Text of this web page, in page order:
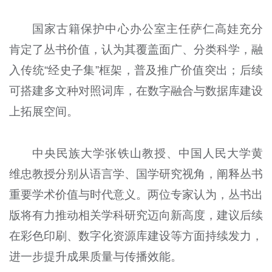
国家古籍保护中心办公室主任萨仁高娃充分
肯定了丛书价值，认为其覆盖面广、分类科学，融
入传统“经史子集”框架，普及推广价值突出；后续
可搭建多文种对照词库，在数字融合与数据库建设
上拓展空间。
中央民族大学张铁山教授、中国人民大学黄
维忠教授分别从语言学、国学研究视角，阐释丛书
重要学术价值与时代意义。两位专家认为，丛书出
版将有力推动相关学科研究迈向新高度，建议后续
在彩色印刷、数字化资源库建设等方面持续发力，
进一步提升成果质量与传播效能。